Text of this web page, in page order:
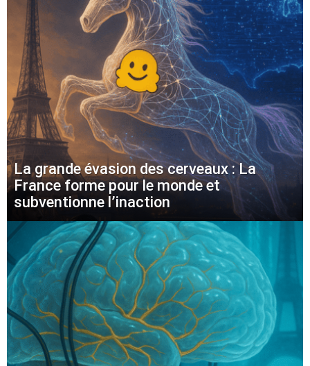
La grande évasion des cerveaux : La
France forme pour le monde et
subventionne l’inaction